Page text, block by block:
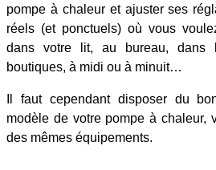
pompe à chaleur et ajuster ses
réels (et ponctuels) où vous
dans votre lit, au bureau,
boutiques, à midi ou à minuit…
Il faut cependant disposer du
modèle de votre pompe à chaleur,
des mêmes équipements.